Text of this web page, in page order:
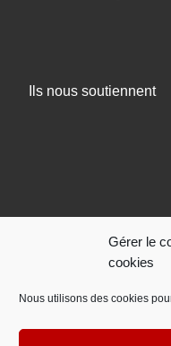
Gérer le
cookies
Nous utilisons des cookies
Ils nous soutiennent